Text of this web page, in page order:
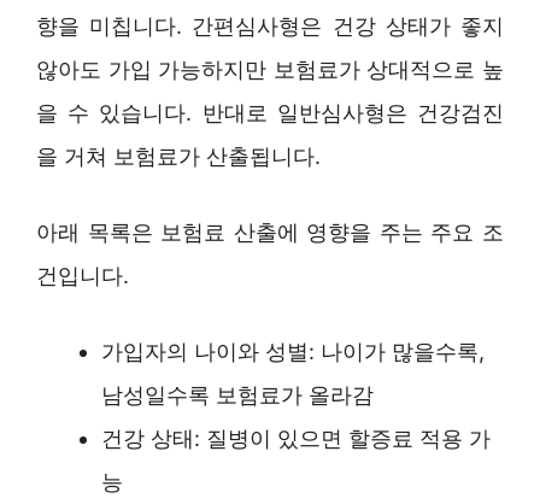
향을 미칩니다. 간편심사형은 건강 상태가 좋지
않아도 가입 가능하지만 보험료가 상대적으로 높
을 수 있습니다. 반대로 일반심사형은 건강검진
을 거쳐 보험료가 산출됩니다.
아래 목록은 보험료 산출에 영향을 주는 주요 조
건입니다.
가입자의 나이와 성별: 나이가 많을수록,
남성일수록 보험료가 올라감
건강 상태: 질병이 있으면 할증료 적용 가
능